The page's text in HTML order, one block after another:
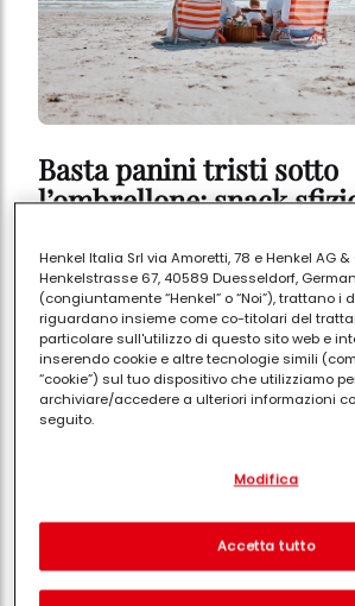
Basta panini tristi sotto
l’ombrellone: snack
Henkel Italia Srl via Amoretti, 78 e Henkel AG &
Henkelstrasse 67, 40589 Duesseldorf,
(congiuntamente “Henkel” o “Noi”), trattano i
riguardano insieme come co-titolari del
particolare sull'utilizzo di questo sito web e
inserendo cookie e altre tecnologie simili
“cookie”) sul tuo dispositivo che utilizziamo
archiviare/accedere a ulteriori informazioni
seguito.
separati o co-titolari come indicato nella
pixel, impronte digitali e tecnologie simili"
cookie ed elaboreremo i dati relativi a te per
Modifica
Accetta tutto